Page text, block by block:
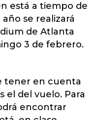
está a tiempo de
se realizará
de Atlanta
3 de febrero.
tener en cuenta
el del vuelo. Para
encontrar